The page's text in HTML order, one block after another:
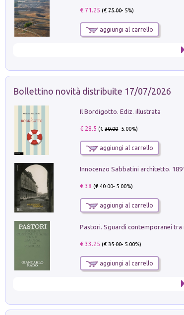
€ 71.25 (€75.00- 5%)
aggiungi al carrello
Bollettino novità distribuite 17/07/2026
Il Bordigotto. Ediz. illustrata
€ 28.5 (€30.00- 5.00%)
aggiungi al carrello
Innocenzo Sabbatini architetto.
€ 38 (€40.00- 5.00%)
aggiungi al carrello
€ 33.25 (€35.00- 5.00%)
aggiungi al carrello